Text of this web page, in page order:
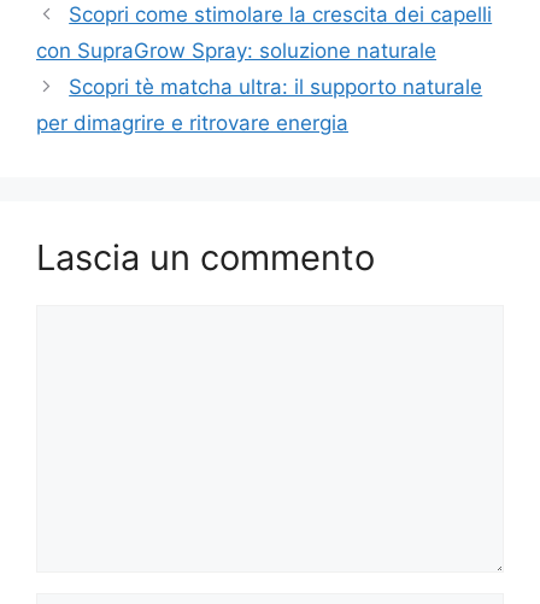
Scopri come stimolare la crescita dei capelli
con SupraGrow Spray: soluzione naturale
Scopri tè matcha ultra: il supporto naturale
per dimagrire e ritrovare energia
Lascia un commento